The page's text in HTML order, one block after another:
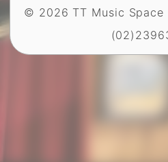
© 2026 TT Music